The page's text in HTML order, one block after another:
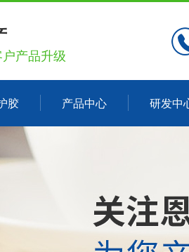
产品升级
胶 产品中心 研发中